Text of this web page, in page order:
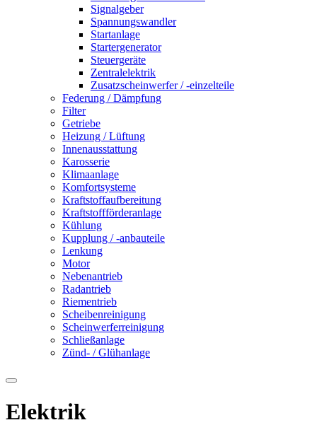
Signalgeber
Spannungswandler
Startanlage
Startergenerator
Steuergeräte
Zentralelektrik
Zusatzscheinwerfer / -einzelteile
Federung / Dämpfung
Filter
Getriebe
Heizung / Lüftung
Innenausstattung
Karosserie
Klimaanlage
Komfortsysteme
Kraftstoffaufbereitung
Kraftstoffförderanlage
Kühlung
Kupplung / -anbauteile
Lenkung
Motor
Nebenantrieb
Radantrieb
Riementrieb
Scheibenreinigung
Scheinwerferreinigung
Schließanlage
Zünd- / Glühanlage
Elektrik